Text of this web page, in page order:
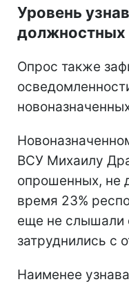
Уровень
должностных
Опрос также
ВСУ Михаилу
опрошенных, не
время 23%
еще не слышали
затруднились с
Наименее